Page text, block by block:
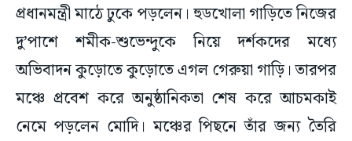
প্রধানমন্ত্রী মাঠে ঢুকে পড়লেন। হুডখোলা গাড়িতে নিজের
দু’পাশে শমীক-শুভেন্দুকে নিয়ে দর্শকদের মধ্যে
অভিবাদন কুড়োতে কুড়োতে এগল গেরুয়া গাড়ি। তারপর
মঞ্চে প্রবেশ করে অনুষ্ঠানিকতা শেষ করে আচমকাই
নেমে পড়লেন মোদি। মঞ্চের পিছনে তাঁর জন্য তৈরি